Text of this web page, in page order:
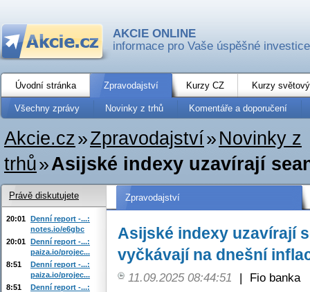
AKCIE ONLINE
informace pro Vaše úspěšné investice
Úvodní stránka Zpravodajství Kurzy CZ Kurzy
Všechny zprávy Novinky z trhů Komentáře a doporučení
Akcie.cz»Zpravodajství» Novinky z
trhů»Asijské indexy uzavírají
Zpravodajství
Asijské indexy uzavírají
vyčkávají na dnešní
11.09.2025 08:44:51 |
Fio banka
Právě diskutujete
20:01 Denní report -...:
notes.io/e6gbc
20:01 Denní report -...:
paiza.io/projec...
8:51
Denní report -...:
paiza.io/projec...
8:51
Denní report -...: